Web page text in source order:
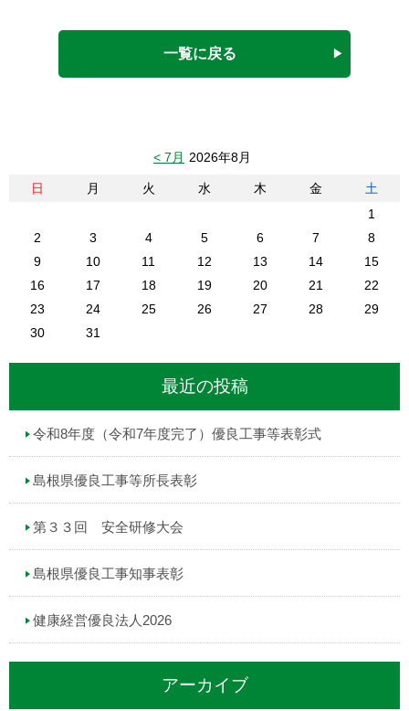
一覧に戻る
< 7月 2026年8月
日 月 火 水 木 金
土
1
2
3 4 5 6 7
8
9
10 11 12 13 14
15
16
17 18 19 20 21
22
23
24 25 26 27 28
29
30
31
最近の投稿
令和8年度（令和7年度完了）優良工事等表彰式
島根県優良工事等所長表彰
第３３回 安全研修大会
島根県優良工事知事表彰
健康経営優良法人2026
アーカイブ